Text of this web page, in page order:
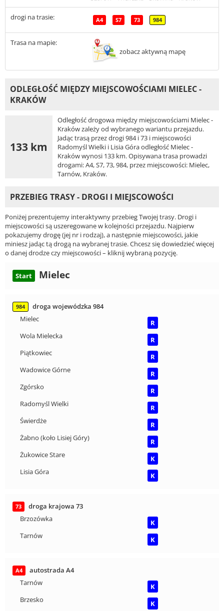
drogi na trasie: A4 S7 73 984
Trasa na mapie:
zobacz aktywną mapę
ODLEGŁOŚĆ MIĘDZY MIEJSCOWOŚCIAMI MIELEC -
KRAKÓW
133 km
Odległość drogowa między miejscowościami Mielec -
Kraków zależy od wybranego wariantu przejazdu.
Jadąc trasą przez drogi 984 i 73 i miejscowości
Radomyśl Wielki i Lisia Góra odległość Mielec -
Kraków wynosi 133 km. Opisywana trasa prowadzi
drogami: A4, S7, 73, 984, przez miejscowości: Mielec,
Tarnów, Kraków.
PRZEBIEG TRASY - DROGI I MIEJSCOWOŚCI
Poniżej prezentujemy interaktywny przebieg Twojej trasy. Drogi i
miejscowości są uszeregowane w kolejności przejazdu. Najpierw
pokazujemy drogę (jej nr i rodzaj), a następnie miejscowości, jakie
miniesz jadąc tą drogą na wybranej trasie. Chcesz się dowiedzieć więcej
o danej drodze czy miejscowości – kliknij wybraną pozycję.
Start Mielec
984
droga wojewódzka 984
Mielec
R
Wola Mielecka
R
Piątkowiec
R
Wadowice Górne
R
Zgórsko
R
Radomyśl Wielki
R
Świerdże
R
Żabno (koło Lisiej Góry)
R
Żukowice Stare
K
Lisia Góra
K
73
droga krajowa 73
Brzozówka
K
Tarnów
K
A4
autostrada A4
Tarnów
K
Brzesko
K